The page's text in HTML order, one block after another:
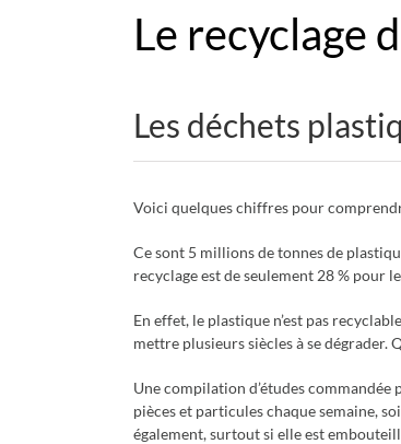
Le recyclage
Les déchets
Voici quelques chiffres pour
Ce sont 5 millions de tonnes de
recyclage est de seulement 28 % pour
En effet, le plastique n’est pas
mettre plusieurs siècles à se dégrader.
Une compilation d’études
pièces et particules chaque semaine,
également, surtout si elle est